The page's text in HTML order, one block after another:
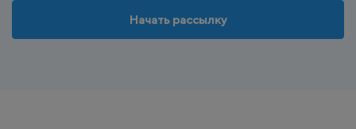
Начать рассылку